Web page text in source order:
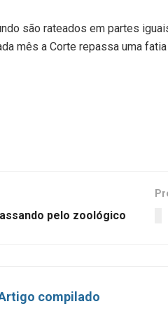
são rateados em partes
mês a Corte repassa uma
pelo zoológico
compilado